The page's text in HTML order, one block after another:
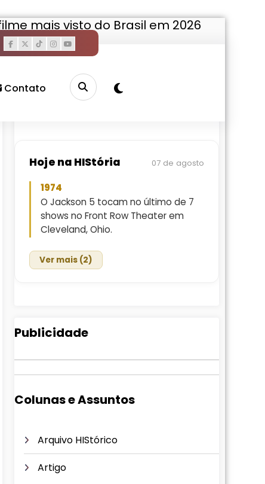
Contato
mais visto do Brasil em 2026
Hoje na HIStória 07 de agosto
1974
O Jackson 5 tocam no último de 7
shows no Front Row Theater em
Cleveland, Ohio.
Ver mais (2)
Publicidade
Colunas e Assuntos
Arquivo HIStórico
Artigo